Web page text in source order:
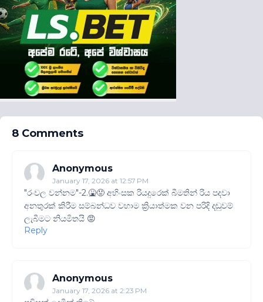
8 Comments
Anonymous
January 17, 2026 at 12:57 PM
"රංවල වන්නම"-2.🤮😡 අහිංසක රියදුරෙක් බීමතින් රිය පදවා
අනතුරක් කිරීම සම්බන්ධව වහාම ක්‍රියාත්මක වන පරිදි දඬුවම්
ලැබීමට නියමිතයි 😡
Reply
Anonymous
January 17, 2026 at 2:23 PM